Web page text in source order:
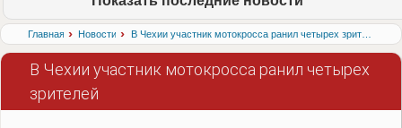
Главная › Новости › В Чехии участник мотокросса ранил четырех зрителей
В Чехии участник мотокросса ранил четырех
зрителей